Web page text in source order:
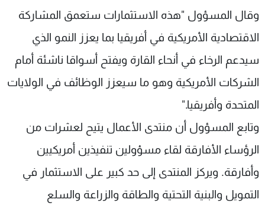
وقال المسؤول "هذه الاستثمارات ستعمق المشاركة
الاقتصادية الأمريكية في أفريقيا بما يعزز النمو الذي
سيدعم الرخاء في أنحاء القارة ويفتح أسواقا ناشئة أمام
الشركات الأمريكية وهو ما سيعزز الوظائف في الولايات
المتحدة وأفريقيا."
وتابع المسؤول أن منتدى الأعمال يتيح لعشرات من
الرؤساء الأفارقة لقاء مسؤولين تنفيذين أمريكيين
وأفارقة. ويركز المنتدى إلى حد كبير على الاستثمار في
التمويل والبنية التحتية والطاقة والزراعة والسلع